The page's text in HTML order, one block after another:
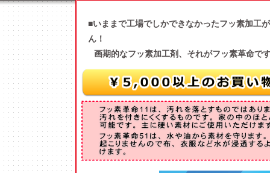
■いままで工場でしかできなかったフッ素加工
ん！
画期的なフッ素加工剤、それがフッ素革命で